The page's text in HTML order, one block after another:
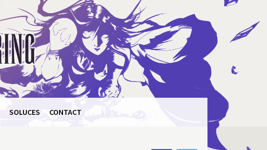
SOLUCES CONTACT